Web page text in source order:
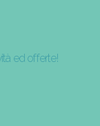
ed offerte!